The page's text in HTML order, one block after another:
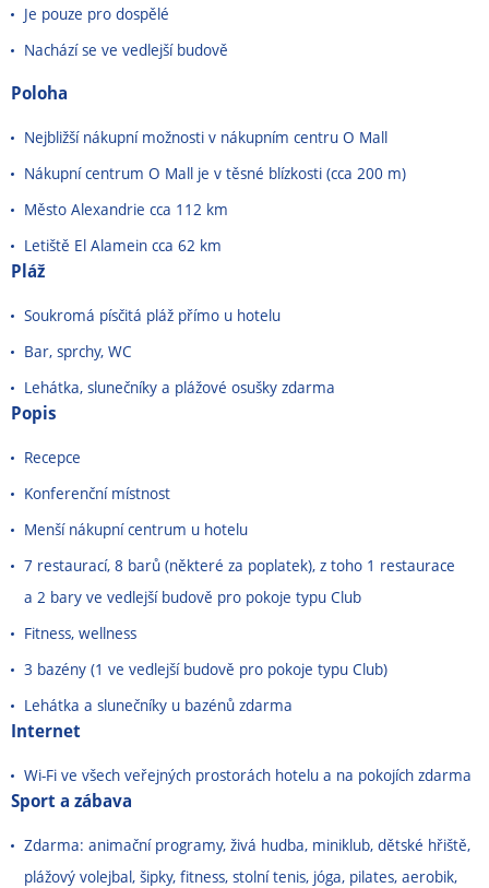
Je pouze pro dospělé
Nachází se ve vedlejší budově
Poloha
Nejbližší nákupní možnosti v nákupním centru O Mall
Nákupní centrum O Mall je v těsné blízkosti (cca 200 m)
Město Alexandrie cca 112 km
Letiště El Alamein cca 62 km
Pláž
Soukromá písčitá pláž přímo u hotelu
Bar, sprchy, WC
Lehátka, slunečníky a plážové osušky zdarma
Popis
Recepce
Konferenční místnost
Menší nákupní centrum u hotelu
7 restaurací, 8 barů (některé za poplatek), z toho 1 restaurace
a 2 bary ve vedlejší budově pro pokoje typu Club
Fitness, wellness
3 bazény (1 ve vedlejší budově pro pokoje typu Club)
Lehátka a slunečníky u bazénů zdarma
Internet
Wi-Fi ve všech veřejných prostorách hotelu a na pokojích zdarma
Sport a zábava
Zdarma: animační programy, živá hudba, miniklub, dětské hřiště,
plážový volejbal, šipky, fitness, stolní tenis, jóga, pilates, aerobik,